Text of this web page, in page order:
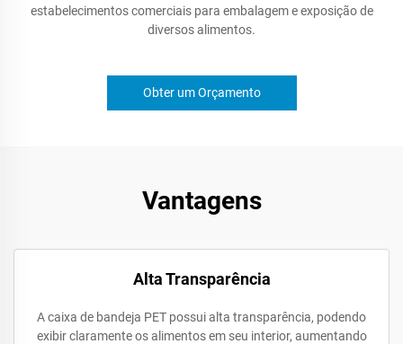
estabelecimentos comerciais para embalagem e exposição de
diversos alimentos.
Obter um Orçamento
Vantagens
Alta Transparência
A caixa de bandeja PET possui alta transparência, podendo
exibir claramente os alimentos em seu interior, aumentando